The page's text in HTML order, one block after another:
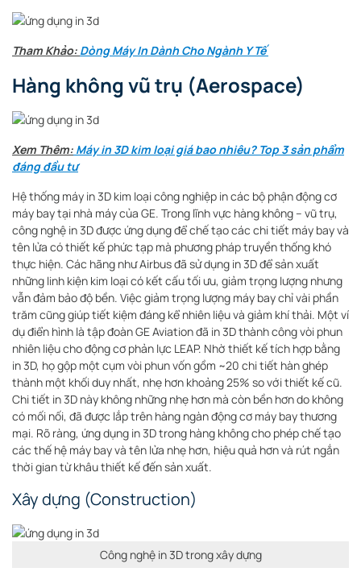
Tham Khảo: Dòng Máy In Dành Cho Ngành Y Tế
Hàng không vũ trụ (Aerospace)
Xem Thêm: Máy in 3D kim loại giá bao nhiêu? Top 3 sản phẩm
đáng đầu tư
Hệ thống máy in 3D kim loại công nghiệp in các bộ phận động cơ
máy bay tại nhà máy của GE. Trong lĩnh vực hàng không – vũ trụ,
công nghệ in 3D được ứng dụng để chế tạo các chi tiết máy bay và
tên lửa có thiết kế phức tạp mà phương pháp truyền thống khó
thực hiện. Các hãng như Airbus đã sử dụng in 3D để sản xuất
những linh kiện kim loại có kết cấu tối ưu, giảm trọng lượng nhưng
vẫn đảm bảo độ bền. Việc giảm trọng lượng máy bay chỉ vài phần
trăm cũng giúp tiết kiệm đáng kể nhiên liệu và giảm khí thải. Một ví
dụ điển hình là tập đoàn GE Aviation đã in 3D thành công vòi phun
nhiên liệu cho động cơ phản lực LEAP. Nhờ thiết kế tích hợp bằng
in 3D, họ gộp một cụm vòi phun vốn gồm ~20 chi tiết hàn ghép
thành một khối duy nhất, nhẹ hơn khoảng 25% so với thiết kế cũ.
Chi tiết in 3D này không những nhẹ hơn mà còn bền hơn do không
có mối nối, đã được lắp trên hàng ngàn động cơ máy bay thương
mại. Rõ ràng, ứng dụng in 3D trong hàng không cho phép chế tạo
các thế hệ máy bay và tên lửa nhẹ hơn, hiệu quả hơn và rút ngắn
thời gian từ khâu thiết kế đến sản xuất.
Xây dựng (Construction)
Công nghệ in 3D trong xây dựng